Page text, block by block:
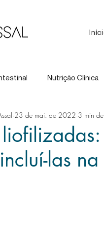
Nutrição Clínica
Nutrição Esportiva
las
23 de mai. de 2022 3 min